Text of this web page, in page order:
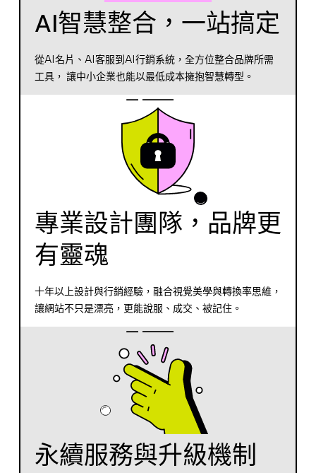
AI智慧整合，一站搞定
從AI名片、AI客服到AI行銷系統，全方位整合品牌所需
工具， 讓中小企業也能以最低成本擁抱智慧轉型。
專業設計團隊，品牌更
有靈魂
十年以上設計與行銷經驗，融合視覺美學與轉換率思維，
讓網站不只是漂亮，更能說服、成交、被記住。
永續服務與升級機制